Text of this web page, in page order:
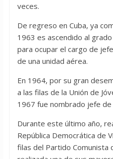
veces.
De regreso en Cuba, ya
1963 es ascendido al
para ocupar el cargo de
de una unidad aérea.
En 1964, por su gran
a las filas de la Unión de
1967 fue nombrado jefe de
Durante este último año,
República Democrática de
filas del Partido Comunista